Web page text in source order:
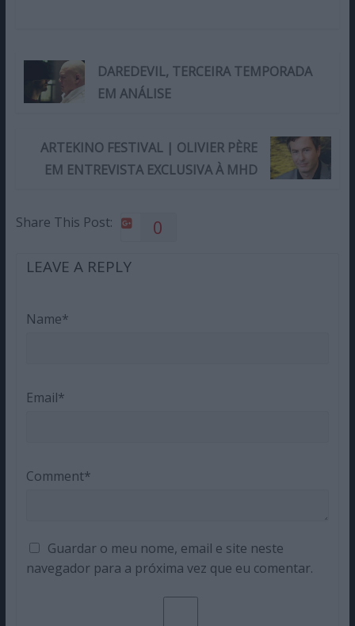
DAREDEVIL, TERCEIRA TEMPORADA
EM ANÁLISE
ARTEKINO FESTIVAL | OLIVIER PÈRE
EM ENTREVISTA EXCLUSIVA À MHD
Share This Post: 0
LEAVE A REPLY
Name*
Email*
Comment*
Guardar o meu nome, email e site neste
navegador para a próxima vez que eu comentar.